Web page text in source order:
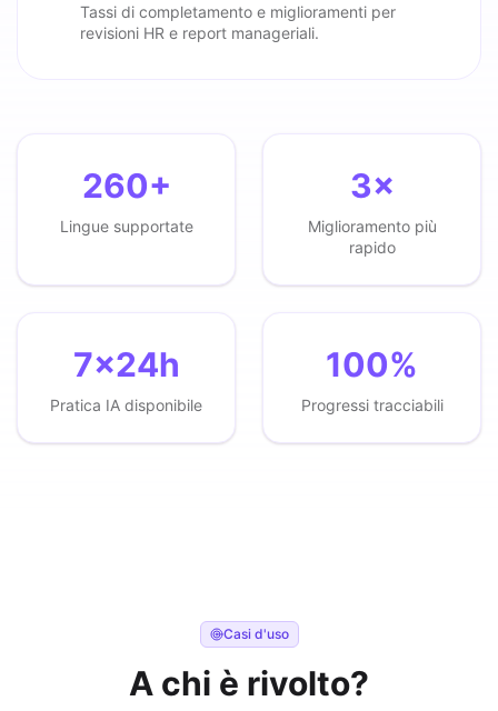
Tassi di completamento e miglioramenti per
revisioni HR e report manageriali.
260+
Lingue supportate
3×
Miglioramento più
rapido
7×24h
Pratica IA disponibile
100%
Progressi tracciabili
Casi d'uso
A chi è rivolto?